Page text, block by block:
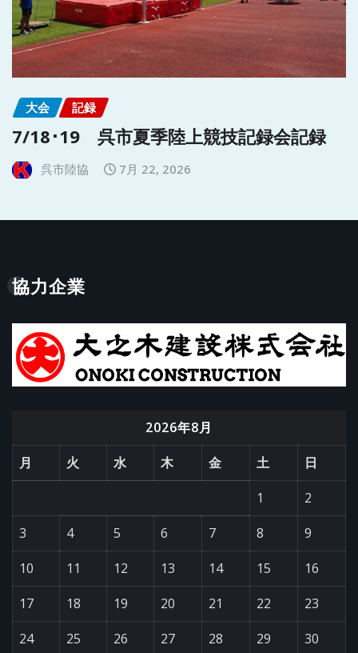
大会 記録
7/18･19 呉市夏季陸上競技記録会記録
呉市陸協 7月 22, 2026
協力企業
2026年8月
月
火 水 木 金 土
日
1
2
3
4 5 6 7 8
9
10
11 12 13 14 15
16
17
18 19 20 21 22
23
24
25 26 27 28 29
30